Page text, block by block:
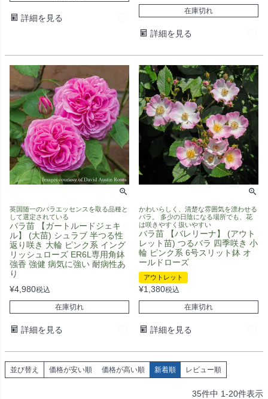
詳細を見る
在庫切れ
詳細を見る
英国随一のバラエッセンスを取る品種と
して選定されている
バラ苗 【ガートルードジェキ
ル】 (大苗) シュラブ 半つる性
返り咲き 大輪 ピンク系 イング
リッシュローズ ER6L専用角鉢
強香 強健 病気に強い 耐病性あ
り
¥4,980税込
在庫切れ
詳細を見る
かわいらしく、清楚な雰囲気を漂わせる
バラ。 多少の日陰になる場所でも、花
は咲きやすく扱いやすい
バラ苗 【バレリーナ】 (アウト
レット苗) つるバラ 四季咲き 小
輪 ピンク系 6号スリット鉢 オ
ールドローズ
アウトレット
¥1,380税込
在庫切れ
詳細を見る
並び替え 価格が安い順 価格が高い順 新着順 レビュー順
35件中 1-20件表示